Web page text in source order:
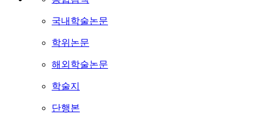
국내학술논문
학위논문
해외학술논문
학술지
단행본